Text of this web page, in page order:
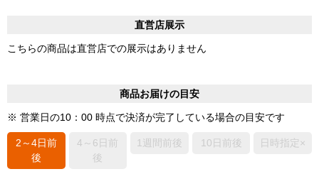
直営店展示
こちらの商品は直営店での展示はありません
商品お届けの目安
※ 営業日の10：00 時点で決済が完了している場合の目安です
2～4日前
後
4～6日前
後
1週間前後 10日前後 日時指定×